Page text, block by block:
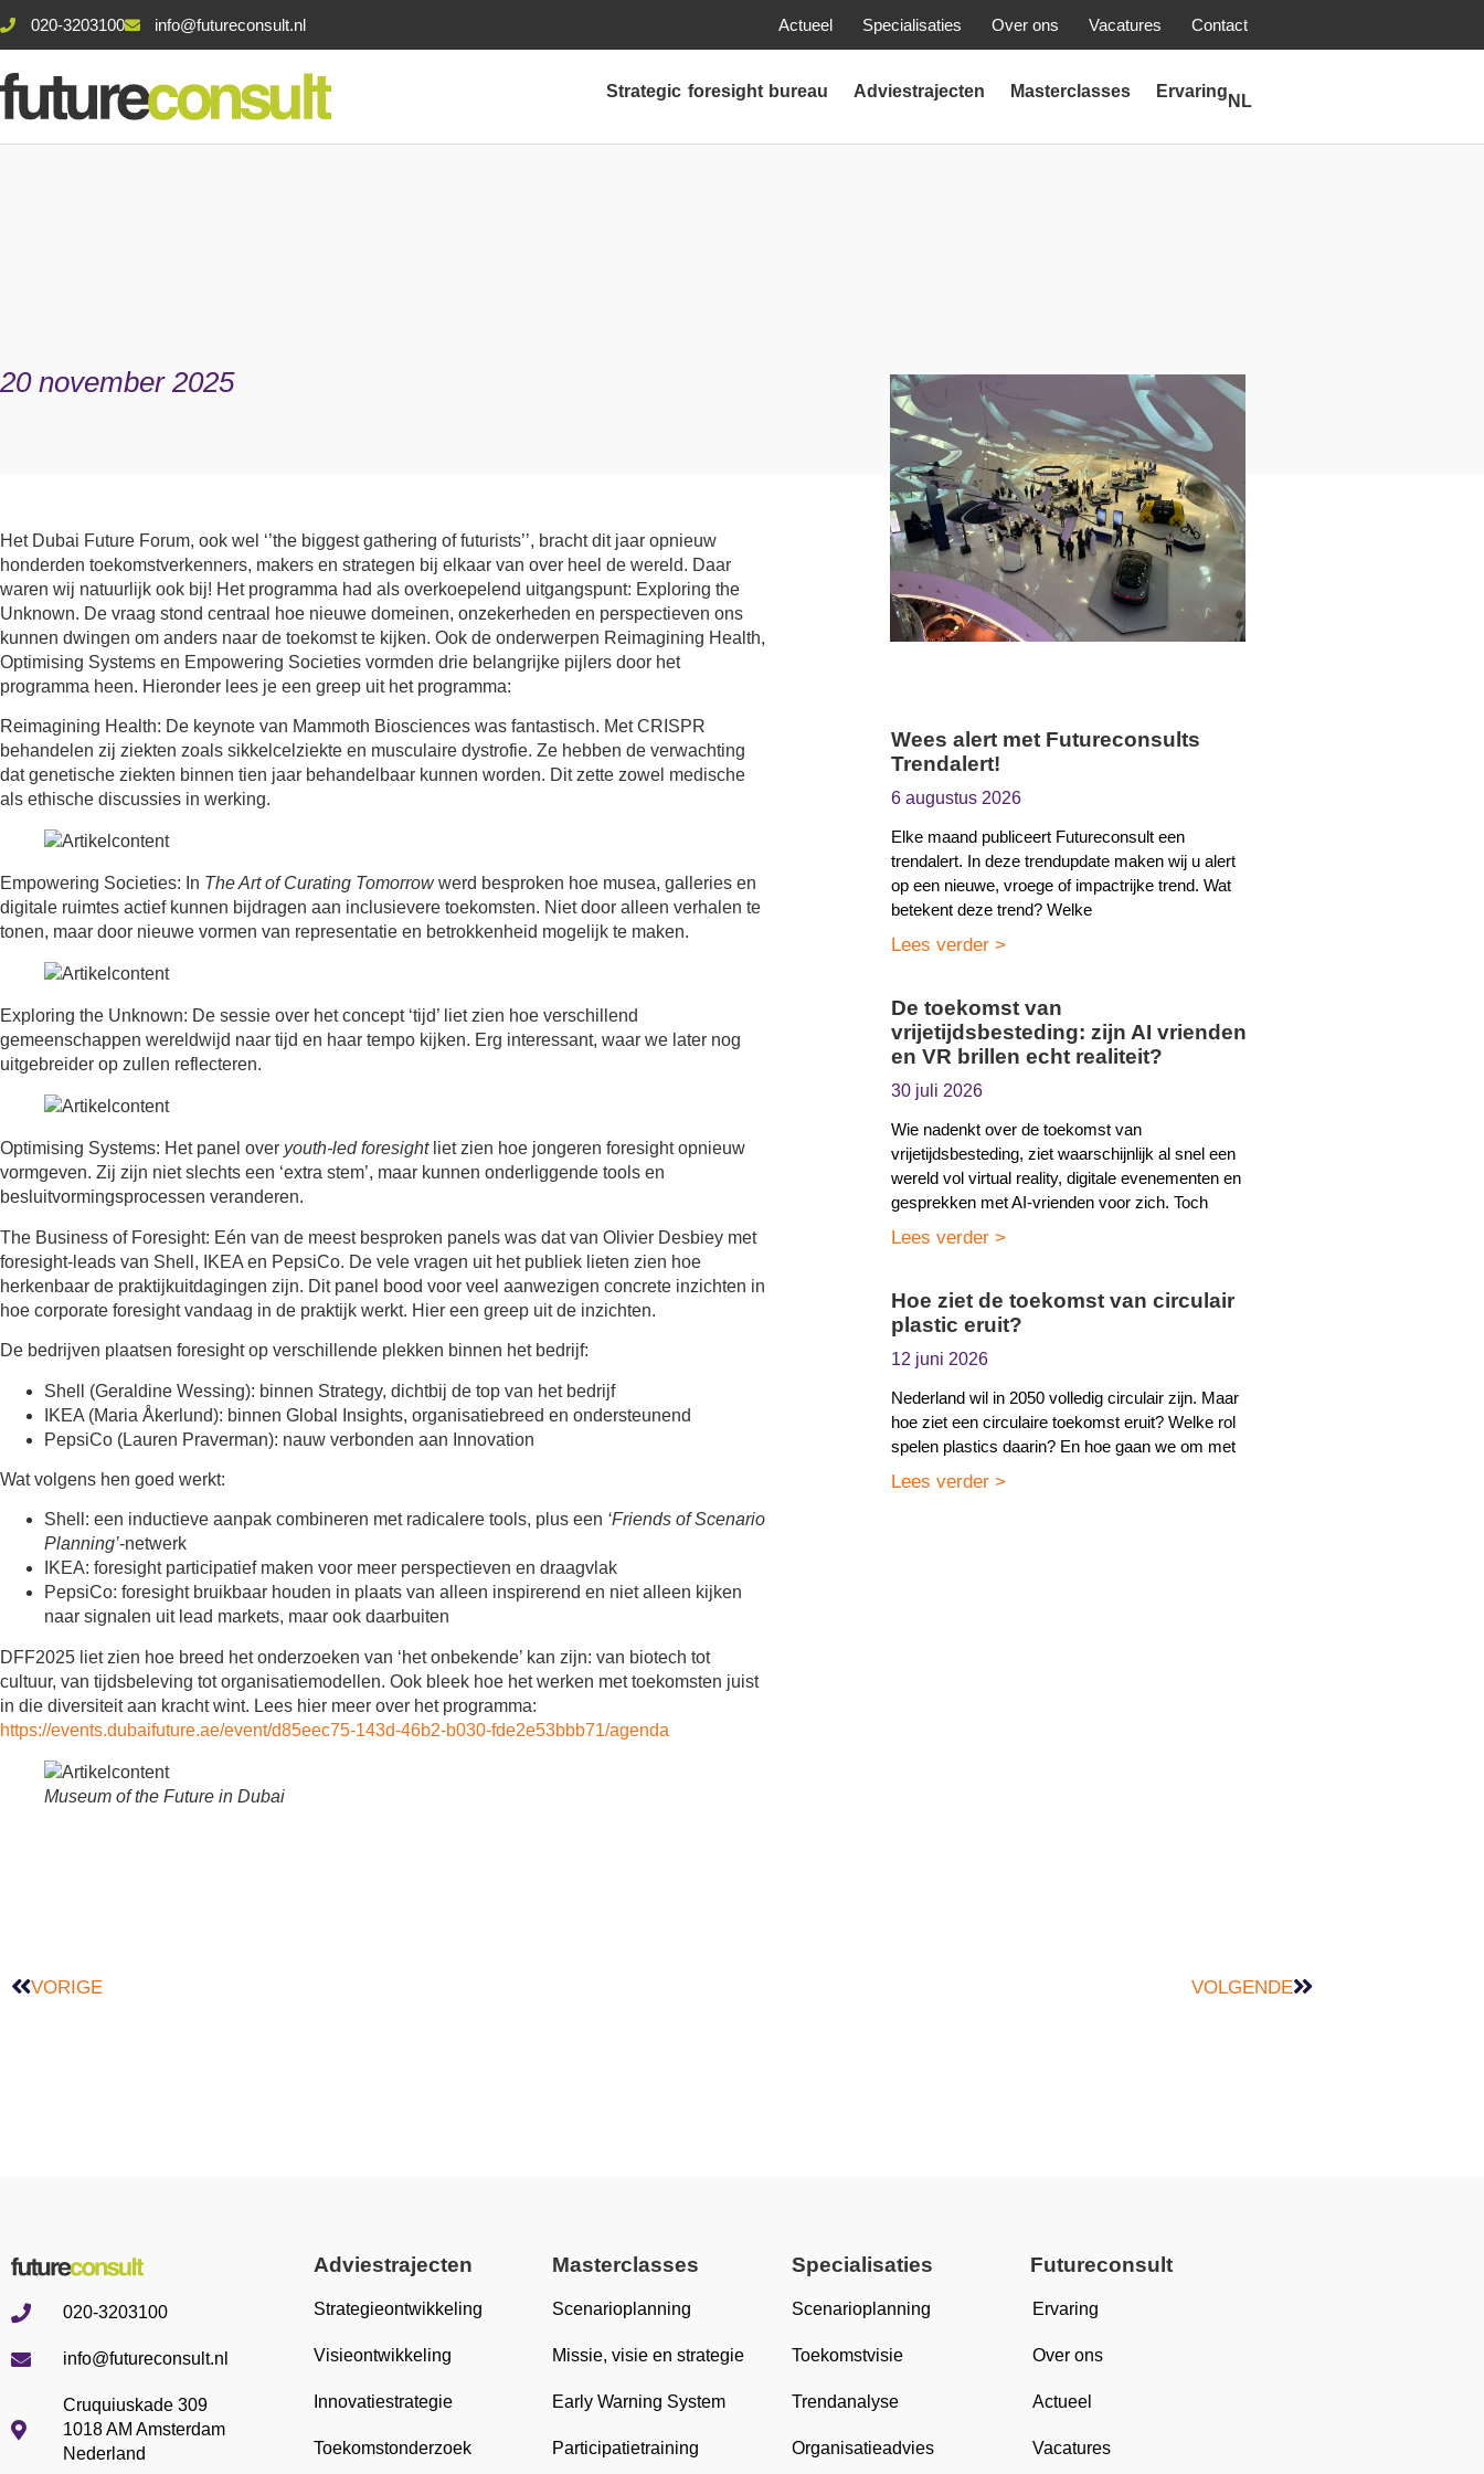
020-3203100 info@futureconsult.nl Actueel Specialisaties Over ons Vacatures Contact
Strategic foresight bureau Adviestrajecten Masterclasses Ervaring
NL
20 november 2025
Het Dubai Future Forum, ook wel ‘’the biggest gathering of futurists’’, bracht dit jaar opnieuw
honderden toekomstverkenners, makers en strategen bij elkaar van over heel de wereld. Daar
waren wij natuurlijk ook bij! Het programma had als overkoepelend uitgangspunt: Exploring the
Unknown. De vraag stond centraal hoe nieuwe domeinen, onzekerheden en perspectieven ons
kunnen dwingen om anders naar de toekomst te kijken. Ook de onderwerpen Reimagining Health,
Optimising Systems en Empowering Societies vormden drie belangrijke pijlers door het
programma heen. Hieronder lees je een greep uit het programma:
Reimagining Health: De keynote van Mammoth Biosciences was fantastisch. Met CRISPR
behandelen zij ziekten zoals sikkelcelziekte en musculaire dystrofie. Ze hebben de verwachting
dat genetische ziekten binnen tien jaar behandelbaar kunnen worden. Dit zette zowel medische
als ethische discussies in werking.
Empowering Societies: In The Art of Curating Tomorrowwerd besproken hoe musea, galleries en
digitale ruimtes actief kunnen bijdragen aan inclusievere toekomsten. Niet door alleen verhalen te
tonen, maar door nieuwe vormen van representatie en betrokkenheid mogelijk te maken.
Exploring the Unknown: De sessie over het concept ‘tijd’ liet zien hoe verschillend
gemeenschappen wereldwijd naar tijd en haar tempo kijken. Erg interessant, waar we later nog
uitgebreider op zullen reflecteren.
Optimising Systems: Het panel over youth-led foresightliet zien hoe jongeren foresight opnieuw
vormgeven. Zij zijn niet slechts een ‘extra stem’, maar kunnen onderliggende tools en
besluitvormingsprocessen veranderen.
The Business of Foresight: Eén van de meest besproken panels was dat van Olivier Desbiey met
foresight-leads van Shell, IKEA en PepsiCo. De vele vragen uit het publiek lieten zien hoe
herkenbaar de praktijkuitdagingen zijn. Dit panel bood voor veel aanwezigen concrete inzichten in
hoe corporate foresight vandaag in de praktijk werkt. Hier een greep uit de inzichten.
De bedrijven plaatsen foresight op verschillende plekken binnen het bedrijf:
Shell (Geraldine Wessing): binnen Strategy, dichtbij de top van het bedrijf
IKEA (Maria Åkerlund): binnen Global Insights, organisatiebreed en ondersteunend
PepsiCo (Lauren Praverman): nauw verbonden aan Innovation
Wat volgens hen goed werkt:
Shell: een inductieve aanpak combineren met radicalere tools, plus een ‘Friends of Scenario
Planning’-netwerk
IKEA: foresight participatief maken voor meer perspectieven en draagvlak
PepsiCo: foresight bruikbaar houden in plaats van alleen inspirerend en niet alleen kijken
naar signalen uit lead markets, maar ook daarbuiten
DFF2025 liet zien hoe breed het onderzoeken van ‘het onbekende’ kan zijn: van biotech tot
cultuur, van tijdsbeleving tot organisatiemodellen. Ook bleek hoe het werken met toekomsten juist
in die diversiteit aan kracht wint. Lees hier meer over het programma:
https://events.dubaifuture.ae/event/d85eec75-143d-46b2-b030-fde2e53bbb71/agenda
Museum of the Future in Dubai
Wees alert met Futureconsults
Trendalert!
6 augustus 2026
Elke maand publiceert Futureconsult een
trendalert. In deze trendupdate maken wij u alert
op een nieuwe, vroege of impactrijke trend. Wat
betekent deze trend? Welke
Lees verder >
De toekomst van
vrijetijdsbesteding: zijn AI vrienden
en VR brillen echt realiteit?
30 juli 2026
Wie nadenkt over de toekomst van
vrijetijdsbesteding, ziet waarschijnlijk al snel een
wereld vol virtual reality, digitale evenementen en
gesprekken met AI-vrienden voor zich. Toch
Lees verder >
Hoe ziet de toekomst van circulair
plastic eruit?
12 juni 2026
Nederland wil in 2050 volledig circulair zijn. Maar
hoe ziet een circulaire toekomst eruit? Welke rol
spelen plastics daarin? En hoe gaan we om met
Lees verder >
VORIGE VOLGENDE
020-3203100
info@futureconsult.nl
Cruquiuskade 309
1018 AM Amsterdam
Nederland
Adviestrajecten
Strategieontwikkeling
Visieontwikkeling
Innovatiestrategie
Toekomstonderzoek
Masterclasses
Scenarioplanning
Missie, visie en strategie
Early Warning System
Participatietraining
Specialisaties
Scenarioplanning
Toekomstvisie
Trendanalyse
Organisatieadvies
Futureconsult
Ervaring
Over ons
Actueel
Vacatures